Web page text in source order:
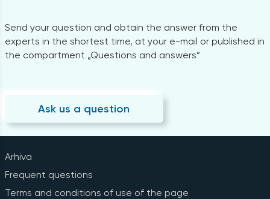
Send your question and obtain the answer from the
experts in the shortest time, at your e-mail or published in
the compartment „Questions and answers”
Ask us a question
Arhiva
Frequent questions
Terms and conditions of use of the page